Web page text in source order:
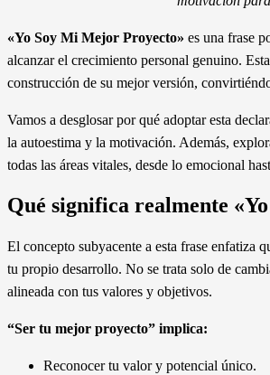
«Yo Soy Mi Mejor Proyecto» es una frase
alcanzar el crecimiento personal genuino.
construcción de su mejor versión,
Vamos a desglosar por qué adoptar esta
la autoestima y la motivación. Además,
todas las áreas vitales, desde lo emocional
Qué significa realmente
El concepto subyacente a esta frase enfatiza
tu propio desarrollo. No se trata solo de
alineada con tus valores y objetivos.
“Ser tu mejor proyecto” implica:
Reconocer tu valor y potencial único.